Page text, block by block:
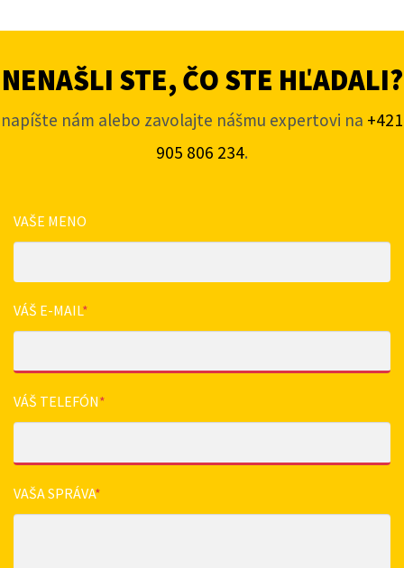
NENAŠLI STE, ČO STE HĽADALI?
napíšte nám alebo zavolajte nášmu expertovi na +421
905 806 234.
VAŠE MENO
VÁŠ E-MAIL*
VÁŠ TELEFÓN*
VAŠA SPRÁVA*